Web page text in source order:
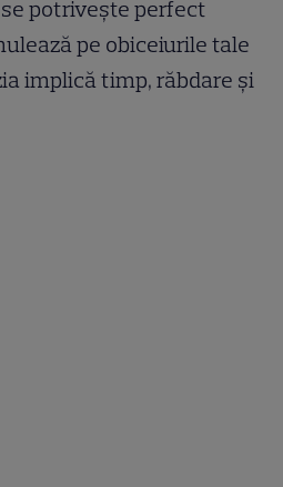
potrivește perfect
pe obiceiurile tale
implică timp, răbdare și